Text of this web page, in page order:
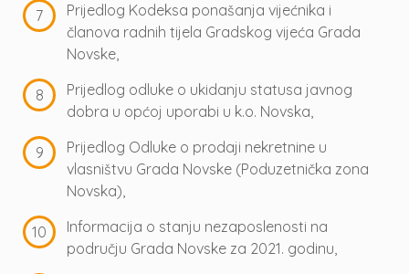
Prijedlog Kodeksa ponašanja vijećnika i
članova radnih tijela Gradskog vijeća Grada
Novske,
Prijedlog odluke o ukidanju statusa javnog
dobra u općoj uporabi u k.o. Novska,
Prijedlog Odluke o prodaji nekretnine u
vlasništvu Grada Novske (Poduzetnička zona
Novska),
Informacija o stanju nezaposlenosti na
području Grada Novske za 2021. godinu,